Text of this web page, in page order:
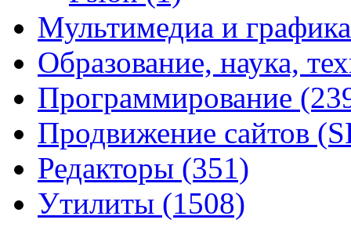
Мультимедиа и
Образование, наука,
Программирование
Продвижение сайтов
Редакторы (351)
Утилиты (1508)